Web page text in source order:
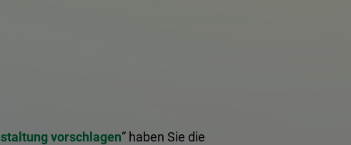
vorschlagen“ haben Sie die